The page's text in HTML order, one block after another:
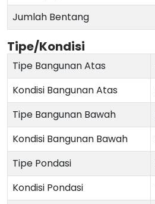
Jumlah Bentang
Tipe/Kondisi
Tipe Bangunan Atas
Kondisi Bangunan Atas
Tipe Bangunan Bawah
Kondisi Bangunan Bawah
Tipe Pondasi
Kondisi Pondasi